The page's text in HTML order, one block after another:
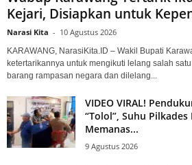
Kejari, Disiapkan untuk
Narasi Kita - 10 Agustus 2026
KARAWANG, NarasiKita.ID – Wakil Bupati
ketertarikannya untuk mengikuti lelang salah
barang rampasan negara dan dilelang...
VIDEO VIRAL!
“Tolol”, Suhu Pilkades
Memanas...
9 Agustus 2026